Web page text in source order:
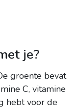
je?
groente bevat
C, vitamine
hebt voor de